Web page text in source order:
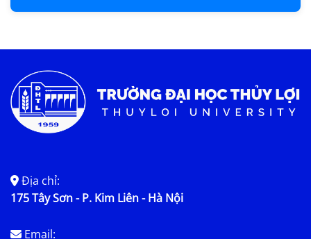
Địa chỉ:
175 Tây Sơn - P. Kim Liên - Hà Nội
Email: